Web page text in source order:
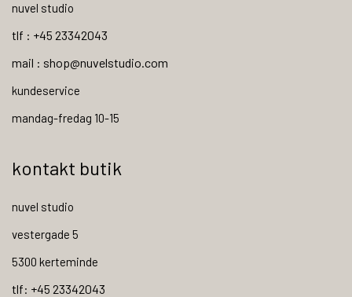
nuvel studio
tlf : +45 23342043
mail : shop@nuvelstudio.com
kundeservice
mandag-fredag 10-15
kontakt butik
nuvel studio
vestergade 5
5300 kerteminde
tlf: +45 23342043